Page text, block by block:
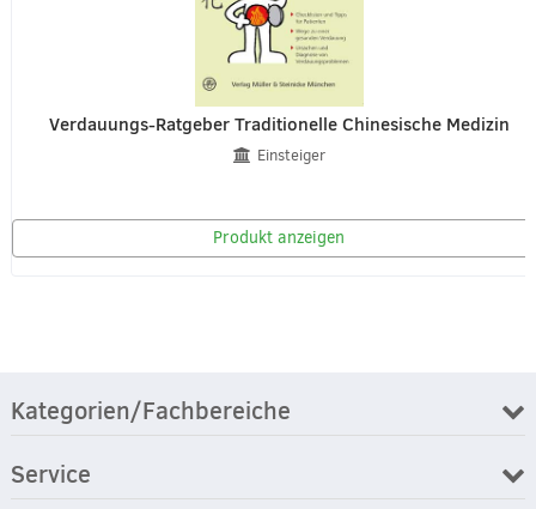
Verdauungs-Ratgeber Traditionelle Chinesische Medizin
Einsteiger
Produkt anzeigen
Kategorien/Fachbereiche
Service